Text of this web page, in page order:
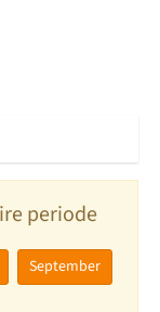
periode
September